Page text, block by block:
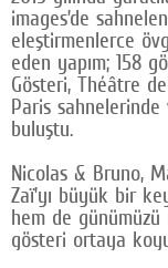
images’de
eleştirmenlerce
eden yapım; 158
Gösteri, Théâtre
Paris sahnelerinde
buluştu.
Nicolas & Bruno,
Zaï’yı büyük bir
hem de
gösteri ortaya